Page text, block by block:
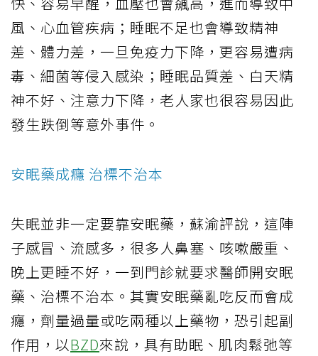
風、心血管疾病；睡眠不足也會導致精神
差、體力差，一旦免疫力下降，更容易遭病
毒、細菌等侵入感染； 睡眠品質差、白天精
神不好、注意力下降，老人家也很容易因此
發生跌倒等意外事件。
安眠藥成癮 治標不治本
失眠並非一定要靠安眠藥，蘇渝評說，這陣
子感冒、流感多，很多人鼻塞、咳嗽嚴重、
晚上更睡不好，一到門診就要求醫師開安眠
藥、治標不治本。其實安眠藥亂吃反而會成
癮，劑量過量或吃兩種以上藥物，恐引起副
作用，以BZD來說，具有助眠、肌肉鬆弛等